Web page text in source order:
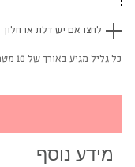
לחצו אם יש דלת או חלון
כל גליל מגיע באורך של 10 מטר וברוחב של 52 ס"מ
מידע נוסף